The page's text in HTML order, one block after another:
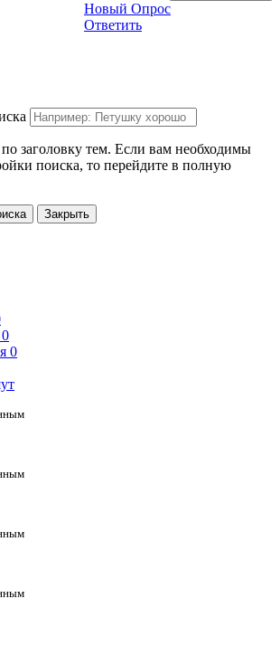
Новый Опрос
Ответить
заголовку тем. Если вам необходимы
поиска, то перейдите в полную
Закрыть
0
0